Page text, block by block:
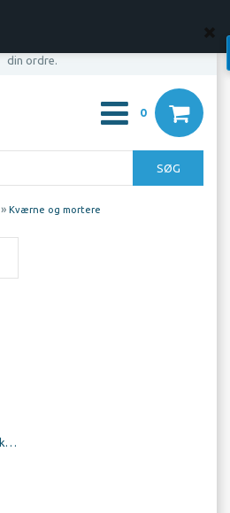
din ordre.
0
» Kværne og mortere
Hâws SPK202001 Elektrisk krydderkværn Salt/Peber